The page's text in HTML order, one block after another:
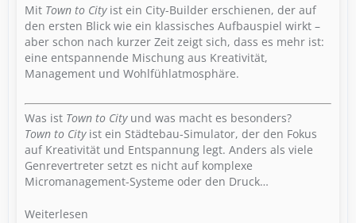
Mit Town to Cityist ein City-Builder erschienen, der auf
den ersten Blick wie ein klassisches Aufbauspiel wirkt –
aber schon nach kurzer Zeit zeigt sich, dass es mehr ist:
eine entspannende Mischung aus Kreativität,
Management und Wohlfühlatmosphäre.
Was ist Town to Cityund was macht es besonders?
Town to Cityist ein Städtebau-Simulator, der den Fokus
auf Kreativität und Entspannung legt. Anders als viele
Genrevertreter setzt es nicht auf komplexe
Micromanagement-Systeme oder den Druck…
Weiterlesen